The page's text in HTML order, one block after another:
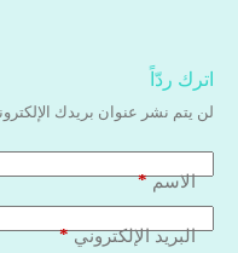
اترك ردّاً
لن يتم نشر عنوان بريدك
الاسم*
البريد الإلكتروني*